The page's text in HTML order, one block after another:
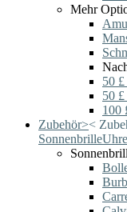
Mehr
50
50
100
Zubehör><
Sonnenbrille